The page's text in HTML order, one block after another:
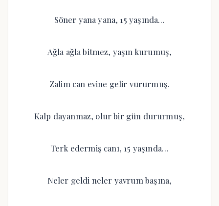
Söner yana yana, 15 yaşında…
Ağla ağla bitmez, yaşın kurumuş,
Zalim can evine gelir vururmuş.
Kalp dayanmaz, olur bir gün dururmuş,
Terk edermiş canı, 15 yaşında…
Neler geldi neler yavrum başına,